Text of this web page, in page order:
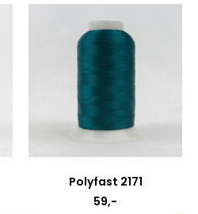
Polyfast 2171
59,-